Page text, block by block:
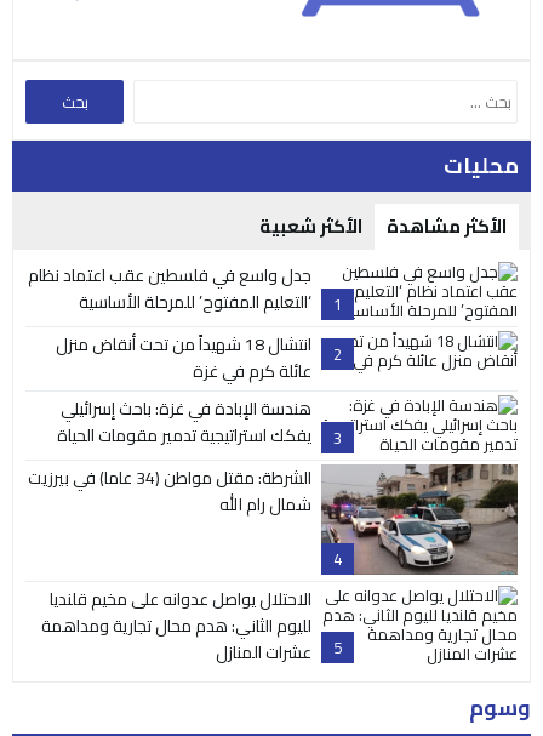
محليات
الأكثر مشاهدة الأكثر شعبية
1
جدل واسع في فلسطين عقب اعتماد نظام
‘التعليم المفتوح’ للمرحلة الأساسية
2
انتشال 18 شهيداً من تحت أنقاض منزل
عائلة كرم في غزة
3
هندسة الإبادة في غزة: باحث إسرائيلي
يفكك استراتيجية تدمير مقومات الحياة
4
الشرطة: مقتل مواطن (34 عاما) في بيرزيت
شمال رام الله
5
الاحتلال يواصل عدوانه على مخيم قلنديا
لليوم الثاني: هدم محال تجارية ومداهمة
عشرات المنازل
وسوم